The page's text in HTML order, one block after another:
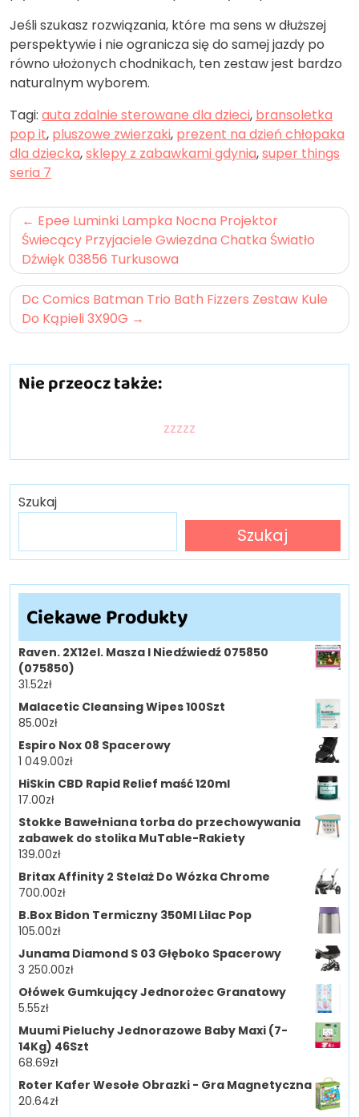
Jeśli szukasz rozwiązania, które ma sens w dłuższej
perspektywie i nie ogranicza się do samej jazdy po
równo ułożonych chodnikach, ten zestaw jest bardzo
naturalnym wyborem.
Tagi: auta zdalnie sterowane dla dzieci, bransoletka
pop it, pluszowe zwierzaki, prezent na dzień chłopaka
dla dziecka,sklepy z zabawkami gdynia,super things
seria 7
Nawigacja
wpisu
Epee Luminki Lampka Nocna Projektor
Świecący Przyjaciele Gwiezdna Chatka Światło
Dźwięk 03856 Turkusowa
Dc Comics Batman Trio Bath Fizzers Zestaw Kule
Do Kąpieli 3X90G
Nie przeocz także:
zzzzz
Szukaj
Szukaj
Ciekawe Produkty
Raven. 2X12el. Masza I Niedźwiedź 075850
(075850)
31.52zł
Malacetic Cleansing Wipes 100Szt
85.00zł
Espiro Nox 08 Spacerowy
1 049.00zł
HiSkin CBD Rapid Relief maść 120ml
17.00zł
Stokke Bawełniana torba do przechowywania
zabawek do stolika MuTable-Rakiety
139.00zł
Britax Affinity 2 Stelaż Do Wózka Chrome
700.00zł
B.Box Bidon Termiczny 350Ml Lilac Pop
105.00zł
Junama Diamond S 03 Głęboko Spacerowy
3 250.00zł
Ołówek Gumkujący Jednorożec Granatowy
5.55zł
Muumi Pieluchy Jednorazowe Baby Maxi (7-
14Kg) 46Szt
68.69zł
Roter Kafer Wesołe Obrazki - Gra Magnetyczna
20.64zł